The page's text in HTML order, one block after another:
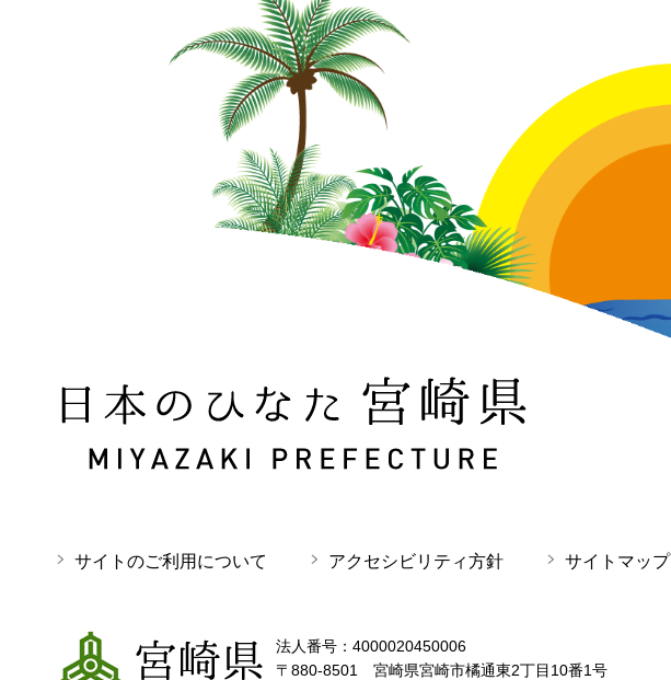
日本のひなた 宮崎県 MIYAZAKI PREFECTURE
サイトのご利用について アクセシビリティ方針 サイトマップ
宮崎県
法人番号：4000020450006
〒880-8501 宮崎県宮崎市橘通東2丁目10番1号